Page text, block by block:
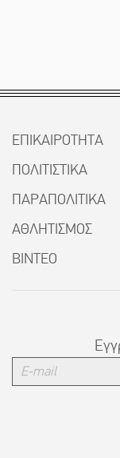
ΕΠΙΚΑΙΡΟΤΗΤΑ
ΠΟΛΙΤΙΣΤΙΚΑ
ΠΑΡΑΠΟΛΙΤΙΚΑ
ΑΘΛΗΤΙΣΜΟΣ
ΒΙΝΤΕΟ